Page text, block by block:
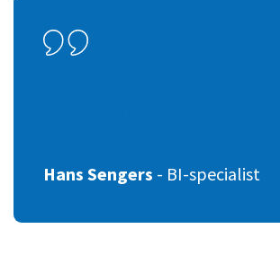
Hans Sengers - BI-specialist